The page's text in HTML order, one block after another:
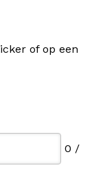
of op een
0 /